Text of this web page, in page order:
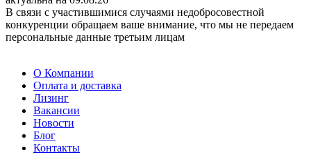
В связи с участившимися случаями недобросовестной
конкуренции обращаем ваше внимание, что мы не передаем
персональные данные третьим лицам
О Компании
Оплата и доставка
Лизинг
Вакансии
Новости
Блог
Контакты